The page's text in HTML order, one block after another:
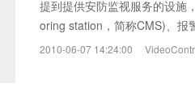
提到提供安防监视服务的设施
oring station，简称CMS)、报
收中心(alarm receiving center
2010-06-07 14:24:00